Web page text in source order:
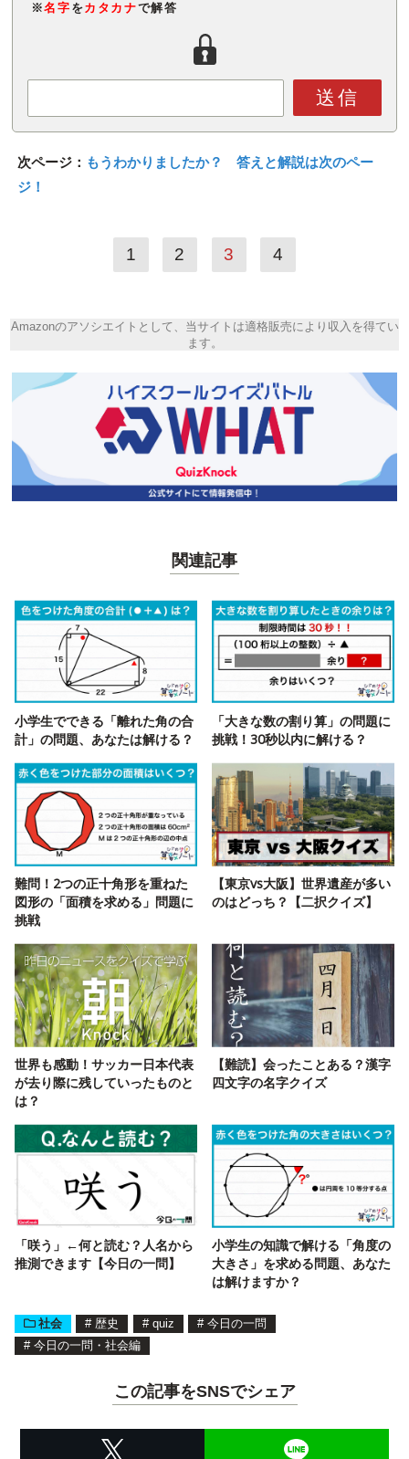
※名字 をカタカナで解答
送信
次ページ： もうわかりましたか？ 答えと解説は次のペー
ジ！
1 2 3 4
Amazonのアソシエイトとして、当サイトは適格販売により収入を得てい
ます。
関連記事
小学生でできる「離れた角の合
計」の問題、あなたは解ける？
「大きな数の割り算」の問題に
挑戦！30秒以内に解ける？
難問！2つの正十角形を重ねた
図形の「面積を求める」問題に
挑戦
【東京vs大阪】世界遺産が多い
のはどっち？【二択クイズ】
世界も感動！サッカー日本代表
が去り際に残していったものと
は？
【難読】会ったことある？漢字
四文字の名字クイズ
「咲う」←何と読む？人名から
推測できます【今日の一問】
小学生の知識で解ける「角度の
大きさ」を求める問題、あなた
は解けますか？
社会 # 歴史 # quiz # 今日の一問
# 今日の一問・社会編
この記事をSNSでシェア